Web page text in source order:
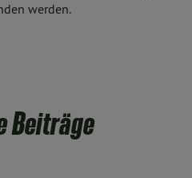
werden.
Beiträge